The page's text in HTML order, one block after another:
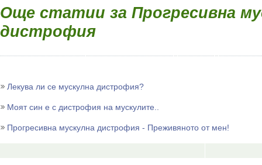
Още статии за Прогресивна
дистрофия
Лекува ли се мускулна дистрофия?
Моят син е с дистрофия на мускулите..
Прогресивна мускулна дистрофия - Преживяното от мен!